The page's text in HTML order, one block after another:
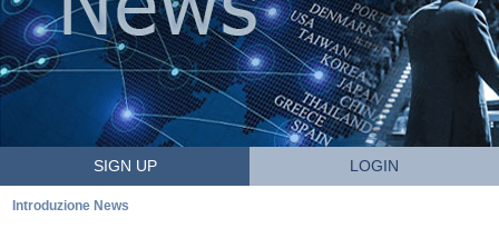
SIGN UP LOGIN
Introduzione News